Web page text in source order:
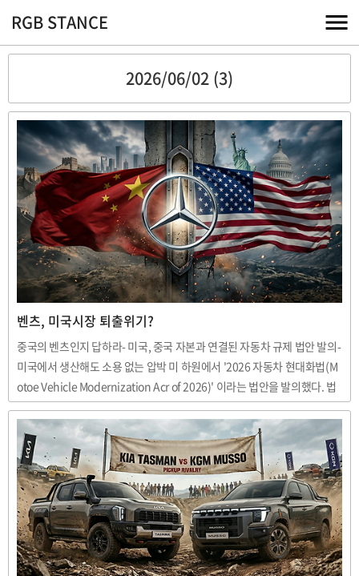
RGB STANCE
2026/06/02 (3)
벤츠, 미국시장 퇴출위기?
중국의 벤츠인지 답하라- 미국, 중국 자본과 연결된 자동차 규제 법안 발의-
미국에서 생산해도 소용 없는 압박 미 하원에서 '2026 자동차 현대화법(M
otoe Vehicle Modernization Acr of 2026)' 이라는 법안을 발의했다. 법
안의 내용은 중국과 러시아, 북한 등 미국이 적대국으로 규정한 국가의 정
부가 직간접적으로 지분을 보유한 자동차 업체의 미국 내 생산과 판매를 제
한하는 것으로, 제재 대상이 되면 차량 수입과 현지 생산 및 판매까지 최대
5년 동안 금지될 수 있다는 내용이다. 때문에 메르세데스 벤츠는 매우 난처
한 최악의 상황에 놓이게 되었다. 미 정치권의 목적은?미국 정치권은 최근
중국 자동차 산업들이 해외 브랜드 지분 투자와 글로벌 생산망을 통해 미국
시장에 우회 진입하려..